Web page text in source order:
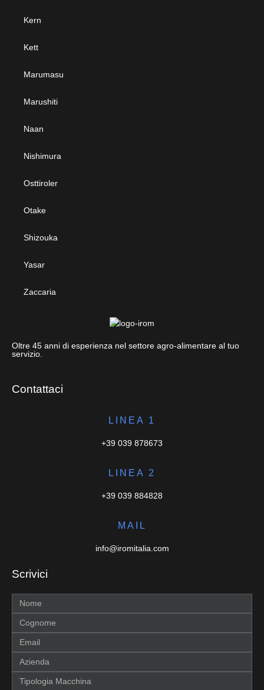
Kern
Kett
Marumasu
Marushiti
Naan
Nishimura
Osttiroler
Otake
Shizouka
Yasar
Zaccaria
Oltre 45 anni di esperienza nel settore agro-alimentare al tuo
servizio.
Contattaci
LINEA 1
+39 039 878673
LINEA 2
+39 039 884828
MAIL
info@iromitalia.com
Scrivici